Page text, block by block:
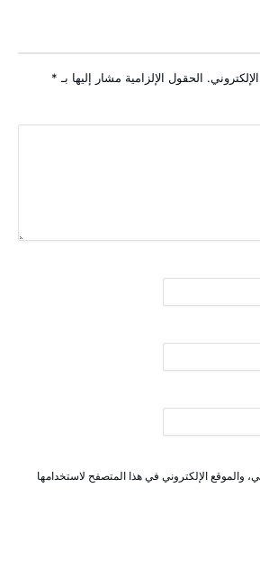
الحقول الإلزامية مشار إليها بـ *
والموقع الإلكتروني في هذا المتصفح لاستخدامها